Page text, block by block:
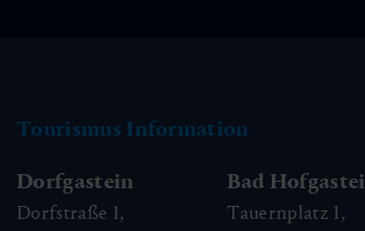
Tourismus Information
Dorfgastein
Dorfstraße 1,
Bad
Tauernplatz 1,